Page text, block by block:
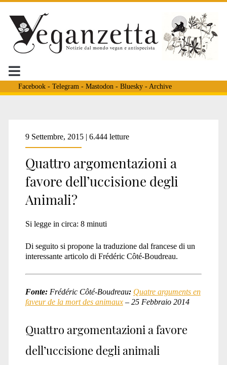
Facebook- Telegram - Mastodon - Bluesky- Archive
Tag:
<span>uomo
animali</span>
9 Settembre, 2015 | 6.444 letture
Quattro argomentazioni a
favore dell’uccisione degli
Animali?
Si legge in circa: 8 minuti
Di seguito si propone la traduzione dal francese di un
interessante articolo di Frédéric Côté-Boudreau.
Fonte: Frédéric Côté-Boudreau: Quatre arguments en
faveur de la mort des animaux– 25 Febbraio 2014
Quattro argomentazioni a favore
dell’uccisione degli animali